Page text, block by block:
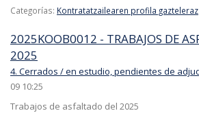
Categorías: Kontratatzailearen profila gazteleraz
2025KOOB0012 - TRABAJOS DE
2025
4. Cerrados / en estudio, pendientes de
09 10:25
Trabajos de asfaltado del 2025